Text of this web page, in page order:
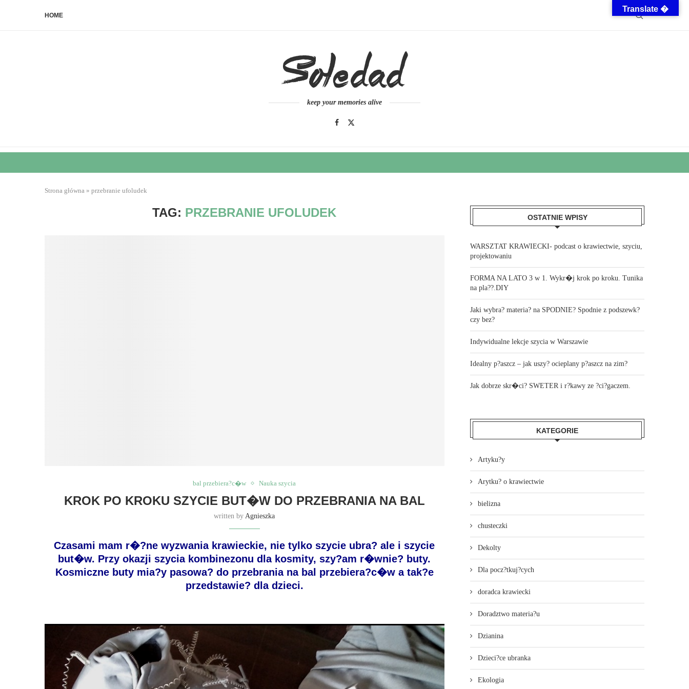
HOME
keep your memories alive
Strona główna » przebranie ufoludek
TAG: PRZEBRANIE UFOLUDEK
bal przebiera?c�w Nauka szycia
KROK PO KROKU SZYCIE BUT�W DO PRZEBRANIA NA BAL
written byAgnieszka
Czasami mam r�?ne wyzwania krawieckie, nie tylko szycie ubra? ale i szycie
but�w. Przy okazji szycia kombinezonu dla kosmity, szy?am r�wnie? buty.
Kosmiczne buty mia?y pasowa? do przebrania na bal przebiera?c�w a tak?e
przedstawie? dla dzieci.
OSTATNIE WPISY
WARSZTAT KRAWIECKI- podcast o krawiectwie, szyciu,
projektowaniu
FORMA NA LATO 3 w 1. Wykr�j krok po kroku. Tunika
na pla??.DIY
Jaki wybra? materia? na SPODNIE? Spodnie z podszewk?
czy bez?
Indywidualne lekcje szycia w Warszawie
Idealny p?aszcz – jak uszy? ocieplany p?aszcz na zim?
Jak dobrze skr�ci? SWETER i r?kawy ze ?ci?gaczem.
KATEGORIE
Artyku?y
Arytku? o krawiectwie
bielizna
chusteczki
Dekolty
Dla pocz?tkuj?cych
doradca krawiecki
Doradztwo materia?u
Dzianina
Dzieci?ce ubranka
Ekologia
Translate �